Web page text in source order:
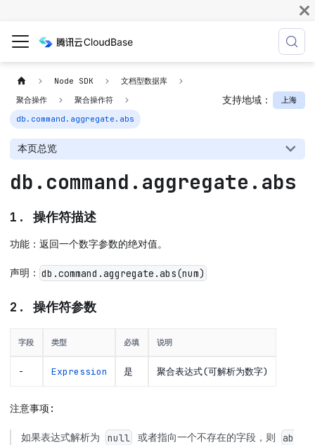
Node SDK
文档型数据库
聚合操作
聚合操作符
db.command.aggregate.abs
支持地域： 上海
本页总览
db.command.aggregate.abs
1. 操作符描述
功能：返回一个数字参数的绝对值。
声明： db.command.aggregate.abs(num)
2. 操作符参数
字段 类型 必填 说明
- Expression 是 聚合表达式(可解析为数字)
注意事项:
如果表达式解析为 null 或者指向一个不存在的字段，则
ab